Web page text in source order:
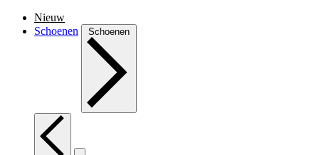
Nieuw
Schoenen
Schoenen